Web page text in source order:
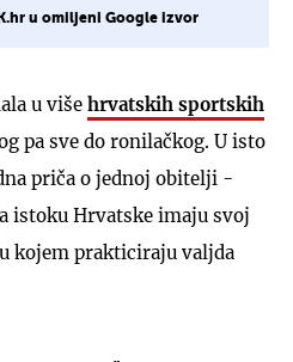
u omiljeni Google izvor
u više hrvatskih sportskih
pa sve do ronilačkog. U isto
priča o jednoj obitelji -
istoku Hrvatske imaju svoj
kojem prakticiraju valjda